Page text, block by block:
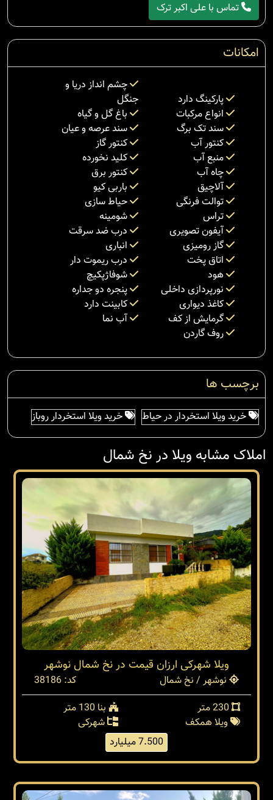
تماس با علی اکبر ترک
امکانات
پارکینگ دارد
چشم انداز دریا و
جنگل
انواع مرکبات
باغ گل و گیاه
سند تک برگ
سند عرصه و عیان
کنتور آب
کنتور گاز
منبع آب
کلید نخورده
چاه آب
کنتور برق
آلاچیق
باربی کیو
توالت فرنگی
حیاط سازی
تراس
شومینه
آیفون تصویری
درب ضد سرقت
گاز رومیزی
انباری
اتاق پخت
درب ریموت دار
هود
شوفاژپکیچ
نورپردازی داخلی
پنجره دو جداره
کاغذ دیواری
کابینت دارد
گرمایش از کف
آب نما
روف گاردن
برچسب ها
خرید ویلا استخردار در حیاط خرید ویلا استخردار روباز
املاک مشابه ویلا در نخ شمال
ویلا شهرکی ارزان قیمت در نخ شمال نوشهر
نوشهر / نخ شمال
کد: 38186
بنا 130 متر
ویلا همکف
شهرکی
7.500 میلیارد